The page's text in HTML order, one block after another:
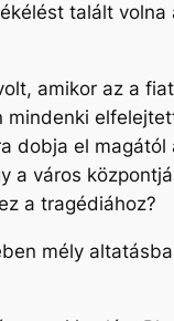
talált volna
amikor az a
mindenki
dobja el magától
a város
a tragédiához?
mély